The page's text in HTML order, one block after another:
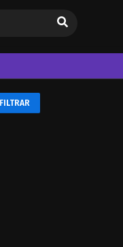
FILTRAR